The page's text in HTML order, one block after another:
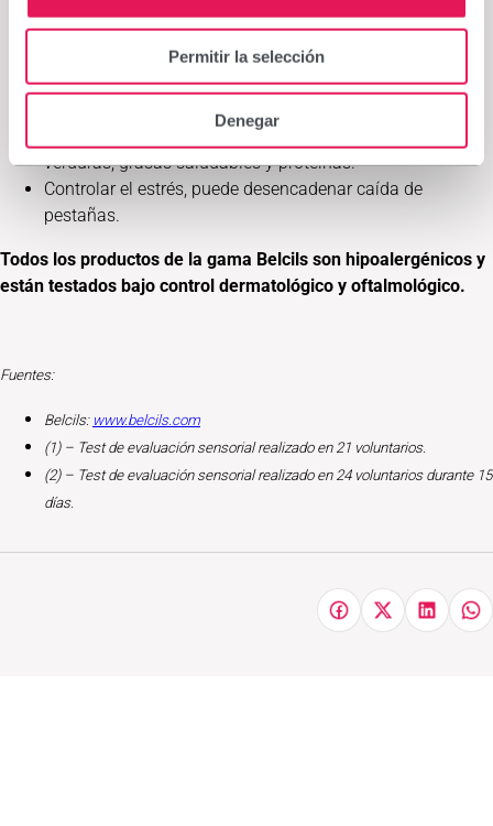
Permitir la selección
Denegar
Evitar usar el rizador de pestañas a diario y no apretar
mucho o las pestañas se debilitarán.
Protegerlas del sol con gafas destinadas para tal fin,
Cuidar la alimentación con una dieta rica en frutas y
verduras, grasas saludables y proteínas.
Controlar el estrés, puede desencadenar caída de
pestañas.
Todos los productos de la gama Belcils son hipoalergénicos y
están testados bajo control dermatológico y oftalmológico.
Fuentes:
Belcils: www.belcils.com
(1) – Test de evaluación sensorial realizado en 21 voluntarios.
(2) – Test de evaluación sensorial realizado en 24 voluntarios durante 15
días.